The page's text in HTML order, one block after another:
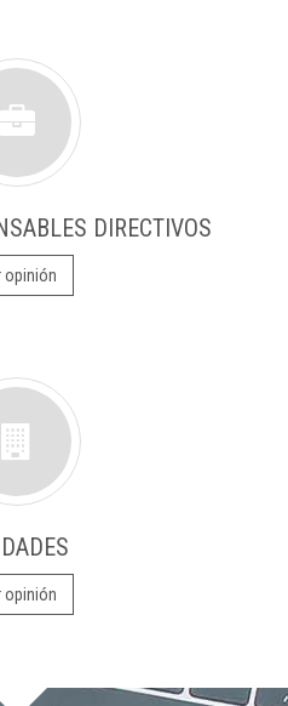
DIRECTIVOS
opinión
opinión